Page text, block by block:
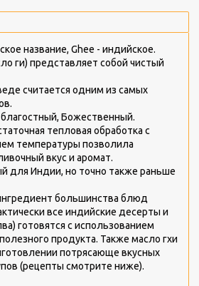
название, Ghee - индийское.
ги) представляет собой чистый
считается одним из самых
Божественный.
тепловая обработка с
температуры позволила
вкус и аромат.
для Индии, но точно также раньше
большинства блюд
все индийские десерты и
готовятся с использованием
продукта. Также масло гхи
потрясающе вкусных
(рецепты смотрите ниже).